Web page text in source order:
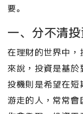
要。
一、分不清
在理財的世界中
來說，投資是基
投機則是希望在
游走的人，常常